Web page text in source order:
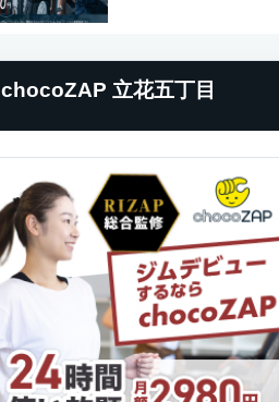
chocoZAP 立花五丁目